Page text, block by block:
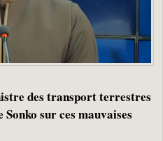
des transport terrestres
sur ces mauvaises